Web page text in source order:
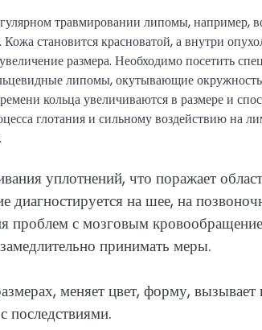
травмировании липомы, например,
становится красноватой, а внутри
размера. Необходимо посетить
липомы, окутывающие
кольца увеличиваются в размере и
глотания и сильному воздействию на
уплотнений, что поражает
диагностируется на шее, на
проблем с мозговым
принимать меры.
меняет цвет, форму,
последствиями.